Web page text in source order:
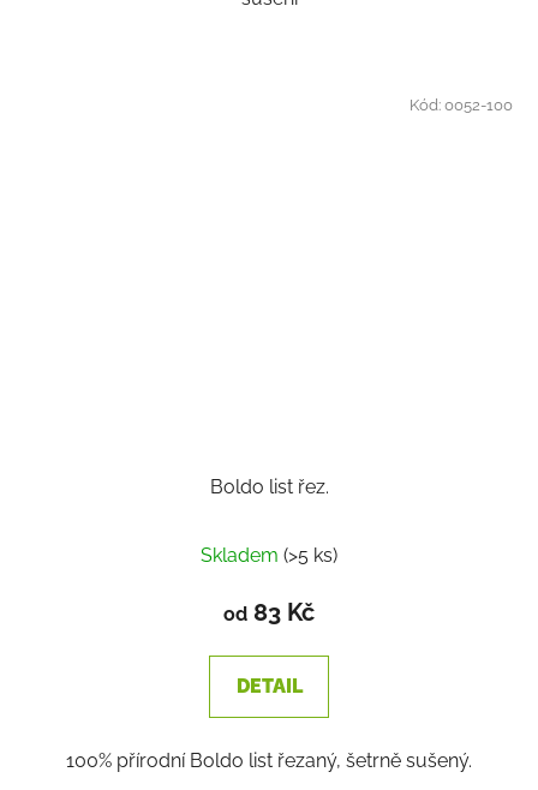
Boldo list řez.
Skladem (>5 ks)
od 83 Kč
DETAIL
100% přírodní Boldo list řezaný, šetrně sušený.
Kód:0052-100